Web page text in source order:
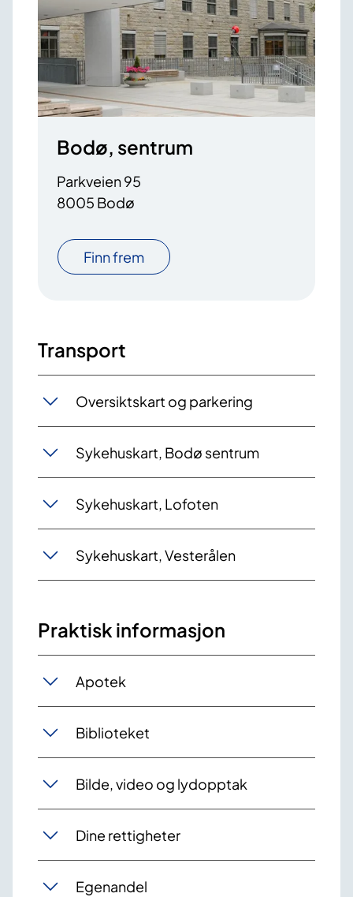
Bodø, sentrum
Parkveien 95
8005 Bodø
Finn frem
Transport
Oversiktskart og parkering
Sykehuskart, Bodø sentrum
Sykehuskart, Lofoten
Sykehuskart, Vesterålen
Praktisk informasjon
Apotek
Biblioteket
Bilde, video og lydopptak
Dine rettigheter
Egenandel